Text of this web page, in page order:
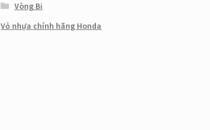
Vòng Bi
Vỏ nhựa chính hãng Honda